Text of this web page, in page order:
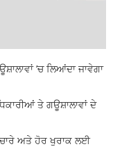
’ਚ ਲਿਆਂਦਾ ਜਾਵੇਗਾ
ਤੇ ਗਊਸ਼ਾਲਾਵਾਂ ਦੇ
ਅਤੇ ਹੋਰ ਖੁਰਾਕ ਲਈ